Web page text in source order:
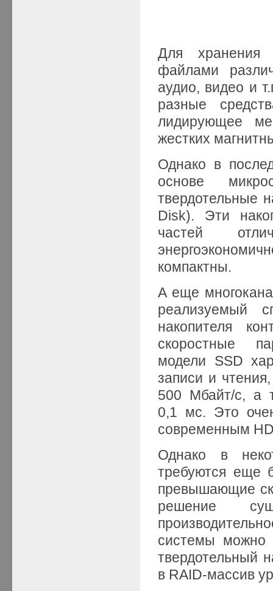
Для хранения
файлами
аудио, видео и
разные
лидирующее
жестких
Однако в
основе
твердотельные
Disk). Эти
частей
компактны.
А еще
реализуемый
накопителя
скоростные
модели SSD
записи и
500 Мбайт/с, а
0,1 мс. Это
современным
Однако в
требуются еще
превышающие
решение
системы можно
твердотельный
в RAID-массив